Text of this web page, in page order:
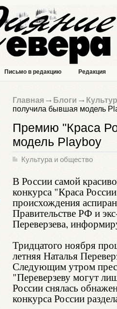
Письмо в редакцию Редакция
Главная Блоги
получила бывшая модель
Премию "Краса
модель Playboy
Культура и общество
В России самой
конкурса "Краса
происхождения
Правительстве РФ и
Переверзева,
Тридцатого ноября
летняя Наталья
Следующим утром
"Переверзеву могут
России снялась
конкурса России